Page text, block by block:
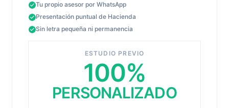
Tu propio asesor por WhatsApp
Presentación puntual de Hacienda
Sin letra pequeña ni permanencia
ESTUDIO PREVIO
100%
PERSONALIZADO